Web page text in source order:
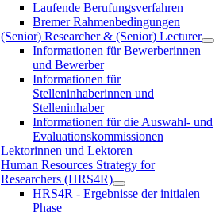
Laufende Berufungsverfahren
Bremer Rahmenbedingungen
(Senior) Researcher & (Senior) Lecturer
Informationen für Bewerberinnen
und Bewerber
Informationen für
Stelleninhaberinnen und
Stelleninhaber
Informationen für die Auswahl- und
Evaluationskommissionen
Lektorinnen und Lektoren
Human Resources Strategy for
Researchers (HRS4R)
HRS4R - Ergebnisse der initialen
Phase